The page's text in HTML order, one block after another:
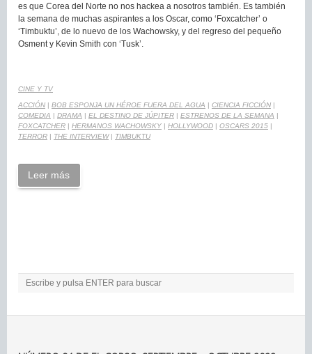
es que Corea del Norte no nos hackea a nosotros también. Es también
la semana de muchas aspirantes a los Oscar, como ‘Foxcatcher’ o
‘Timbuktu’, de lo nuevo de los Wachowsky, y del regreso del pequeño
Osment y Kevin Smith con ‘Tusk’.
CINE Y TV
ACCIÓN | BOB ESPONJA UN HÉROE FUERA DEL AGUA | CIENCIA FICCIÓN |
COMEDIA | DRAMA | EL DESTINO DE JÚPITER | ESTRENOS DE LA SEMANA |
FOXCATCHER | HERMANOS WACHOWSKY | HOLLYWOOD | OSCARS 2015 |
TERROR | THE INTERVIEW| TIMBUKTU
Leer más